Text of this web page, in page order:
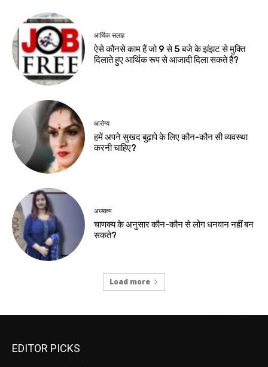
आर्थिक सलाह
ऐसे कौनसे काम हैं जो 9 से 5 बजे के झंझट से मुक्ति
दिलाते हुए आर्थिक रूप से आजादी दिला सकते हैं?
आरोग्य
हमें अपने सुखद बुढ़ापे के लिए कौन-कौन सी व्यवस्था
करनी चाहिए?
अध्यात्म
चाणक्य के अनुसार कौन-कौन से लोग धनवान नहीं बन
सकते?
Load more
EDITOR PICKS